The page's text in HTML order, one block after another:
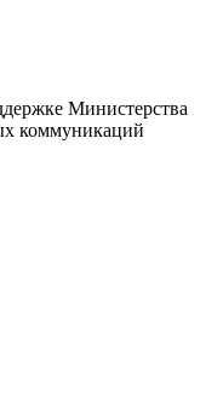
Министерства
коммуникаций